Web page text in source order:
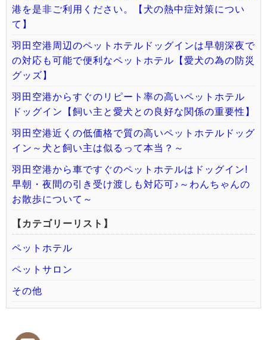
港を是非ご利用ください。【犬の熱中症対策につい
て】
羽田空港周辺のペットホテルドッグインは早朝深夜で
の対応も可能で便利なペットホテル【愛犬の為の防災
グッズ】
羽田空港からすぐのリピート率の高いペットホテル
ドッグイン【飼い主と愛犬との良好な関係の重要性】
羽田空港近くの低価格で質の高いペットホテルドッグ
イン～犬と飼い主は似るって本当？～
羽田空港から車ですぐのペットホテルはドッグイン!
早朝・夜間の引き受け渡しも対応可♪～わんちゃんの
お散歩について～
【カテゴリーリスト】
ペットホテル
ペットサロン
その他